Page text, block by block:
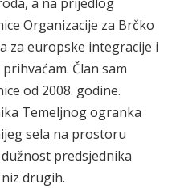
Organizacije za Brčko
za europske integracije i
Član sam
od 2008. godine.
Temeljnog ogranka
sela na prostoru
predsjednika
drugih.